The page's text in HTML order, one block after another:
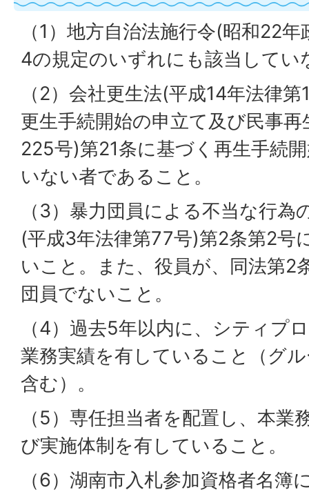
（1）地方自治法施行令(昭和22
4の規定のいずれにも該当してい
（2）会社更生法(平成14年法律
更生手続開始の申立て及び民事再
225号)第21条に基づく再生手続
いない者であること。
（3）暴力団員による不当な行為
(平成3年法律第77号)第2条第2号
いこと。また、役員が、同法第2
団員でないこと。
（4）過去5年以内に、シティプ
業務実績を有していること（グ
含む）。
（5）専任担当者を配置し、本業
び実施体制を有していること。
（6）湖南市入札参加資格者名簿